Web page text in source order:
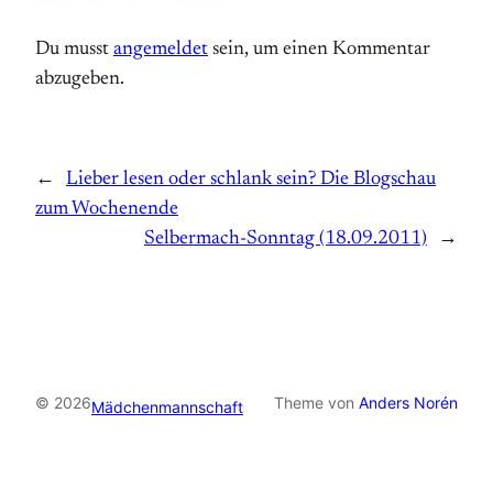
Du musst angemeldet sein, um einen Kommentar
abzugeben.
←
Lieber lesen oder schlank sein? Die Blogschau
zum Wochenende
Selbermach-Sonntag (18.09.2011)
→
© 2026Mädchenmannschaft Theme von Anders Norén